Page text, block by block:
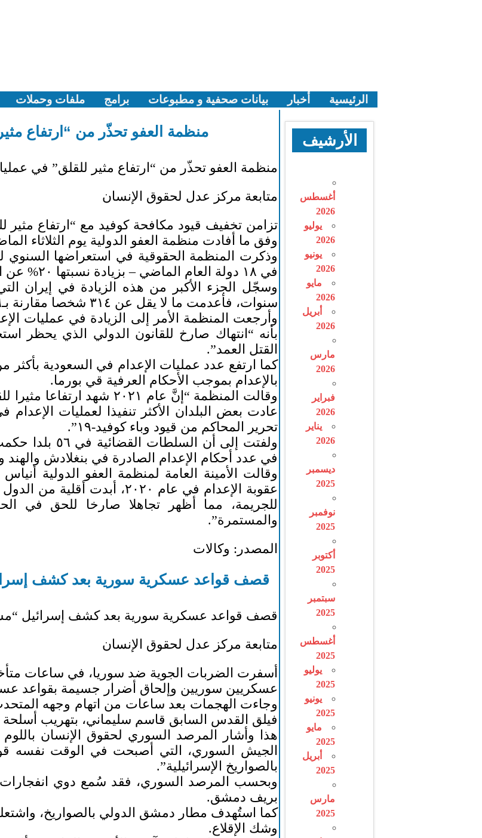
الرئيسية أخبار بيانات صحفية و مطبوعات برامج ملفات وحملات
الأرشيف
أغسطس
2026
يوليو
2026
يونيو
2026
مايو
2026
أبريل
2026
مارس
2026
فبراير
2026
يناير
2026
ديسمبر
2025
نوفمبر
2025
أكتوبر
2025
سبتمبر
2025
أغسطس
2025
يوليو
2025
يونيو
2025
مايو
2025
أبريل
2025
مارس
2025
منظمة العفو تحذّر من “ارتفاع
منظمة العفو تحذّر من “ارتفاع مثير للقلق” في
متابعة مركز عدل لحقوق الإنسان
وفق ما أفادت منظمة العفو الدولية يوم الثلاثاء
في ١٨ دولة العام الماضي – بزيادة نسبتها ٢٠% عن العدد الإجمالي المسجل لعام ٢٠٢٠.
وسجّل الجزء الأكبر من هذه الزيادة في إيران
سنوات، فأعدمت ما لا يقل عن ٣١٤ شخصا مقارنة بـ٢٤٦ في ٢٠٢٠.
وأرجعت المنظمة الأمر إلى الزيادة في عمليات
بأنه “انتهاك صارخ للقانون الدولي الذي يحظر
القتل العمد”.
بالإعدام بموجب الأحكام العرفية قي بورما.
وقالت المنظمة “إنَّ عام
عادت بعض البلدان الأكثر تنفيذا لعمليات
تحرير المحاكم من قيود وباء كوفيد-١٩”.
في عدد أحكام الإعدام الصادرة في بنغلادش
وقالت الأمينة العامة لمنظمة العفو الدولية
عقوبة الإعدام في عام ٢٠٢٠،
للجريمة، مما أظهر تجاهلا صارخا للحق في
والمستمرة”.
المصدر: وكالات
قصف قواعد عسكرية سورية بعد كشف
قصف قواعد عسكرية سورية بعد كشف إسرائيل
متابعة مركز عدل لحقوق الإنسان
عسكريين سوريين وإلحاق أضرار جسيمة بقواعد
وجاءت الهجمات بعد ساعات من اتهام وجهه
فيلق القدس السابق قاسم سليماني، بتهريب
هذا وأشار المرصد السوري لحقوق الإنسان
الجيش السوري، التي أصبحت في الوقت نفسه
بالصواريخ الإسرائيلية”.
وبحسب المرصد السوري، فقد سُمع دوي
بريف دمشق.
كما استُهدف مطار دمشق الدولي بالصواريخ،
وشك الإقلاع.